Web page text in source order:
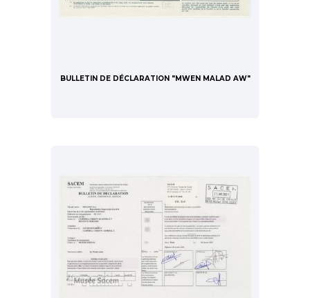
BULLETIN DE DÉCLARATION "MWEN MALAD AW"